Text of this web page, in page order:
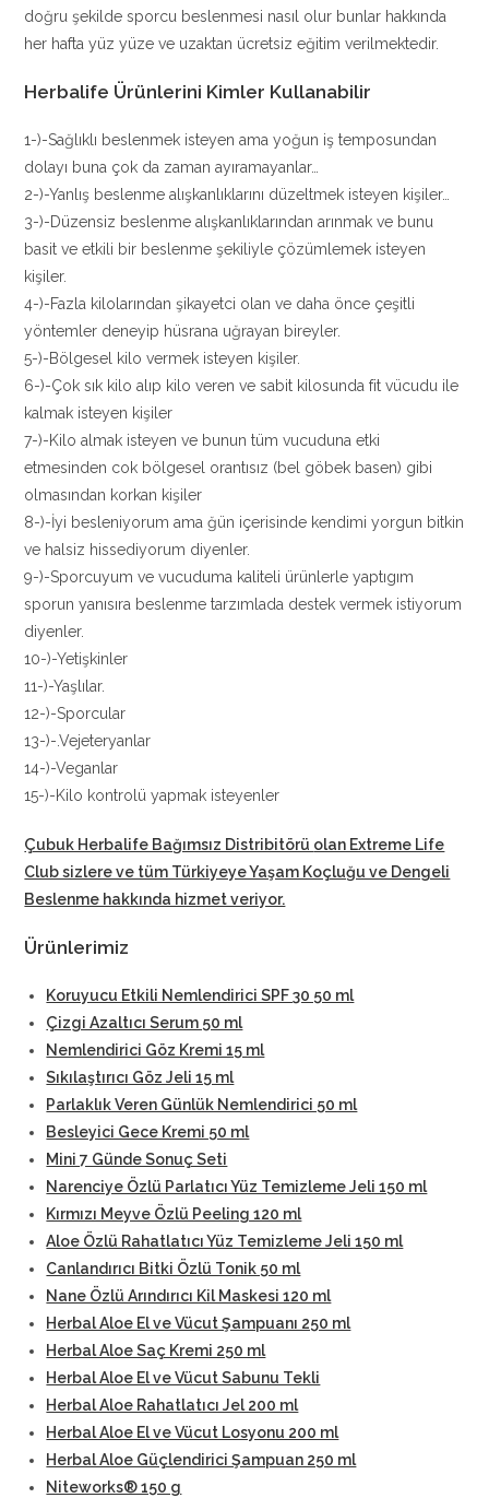
doğru şekilde sporcu beslenmesi nasıl olur bunlar hakkında
her hafta yüz yüze ve uzaktan ücretsiz eğitim verilmektedir.
Herbalife Ürünlerini Kimler Kullanabilir
1-)-Sağlıklı beslenmek isteyen ama yoğun iş temposundan
dolayı buna çok da zaman ayıramayanlar…
2-)-Yanlış beslenme alışkanlıklarını düzeltmek isteyen kişiler…
3-)-Düzensiz beslenme alışkanlıklarından arınmak ve bunu
basit ve etkili bir beslenme şekiliyle çözümlemek isteyen
kişiler.
4-)-Fazla kilolarından şikayetci olan ve daha önce çeşitli
yöntemler deneyip hüsrana uğrayan bireyler.
5-)-Bölgesel kilo vermek isteyen kişiler.
6-)-Çok sık kilo alıp kilo veren ve sabit kilosunda fit vücudu ile
kalmak isteyen kişiler
7-)-Kilo almak isteyen ve bunun tüm vucuduna etki
etmesinden cok bölgesel orantısız (bel göbek basen) gibi
olmasından korkan kişiler
8-)-İyi besleniyorum ama ğün içerisinde kendimi yorgun bitkin
ve halsiz hissediyorum diyenler.
9-)-Sporcuyum ve vucuduma kaliteli ürünlerle yaptıgım
sporun yanısıra beslenme tarzımlada destek vermek istiyorum
diyenler.
10-)-Yetişkinler
11-)-Yaşlılar.
12-)-Sporcular
13-)-.Vejeteryanlar
14-)-Veganlar
15-)-Kilo kontrolü yapmak isteyenler
Çubuk Herbalife Bağımsız Distribitörü olan Extreme Life
Club sizlere ve tüm Türkiyeye Yaşam Koçluğu ve Dengeli
Beslenme hakkında hizmet veriyor.
Ürünlerimiz
Koruyucu Etkili Nemlendirici SPF 30 50 ml
Çizgi Azaltıcı Serum 50 ml
Nemlendirici Göz Kremi 15 ml
Sıkılaştırıcı Göz Jeli 15 ml
Parlaklık Veren Günlük Nemlendirici 50 ml
Besleyici Gece Kremi 50 ml
Mini 7 Günde Sonuç Seti
Narenciye Özlü Parlatıcı Yüz Temizleme Jeli 150 ml
Kırmızı Meyve Özlü Peeling 120 ml
Aloe Özlü Rahatlatıcı Yüz Temizleme Jeli 150 ml
Canlandırıcı Bitki Özlü Tonik 50 ml
Nane Özlü Arındırıcı Kil Maskesi 120 ml
Herbal Aloe El ve Vücut Şampuanı 250 ml
Herbal Aloe Saç Kremi 250 ml
Herbal Aloe El ve Vücut Sabunu Tekli
Herbal Aloe Rahatlatıcı Jel 200 ml
Herbal Aloe El ve Vücut Losyonu 200 ml
Herbal Aloe Güçlendirici Şampuan 250 ml
Niteworks® 150 g